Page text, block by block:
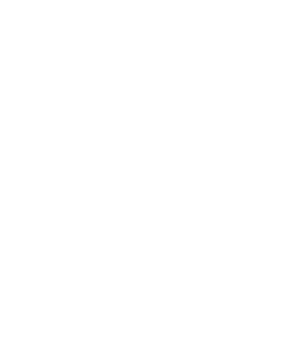
& SOS-Taste
, 8 Farben zur